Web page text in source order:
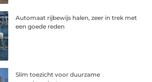
Automaat rijbewijs halen, zeer in trek met
een goede reden
Slim toezicht voor duurzame